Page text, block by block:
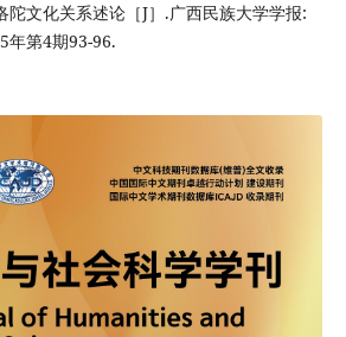
陀文化关系述论［J］.广西民族大学学报:
年第4期93-96.